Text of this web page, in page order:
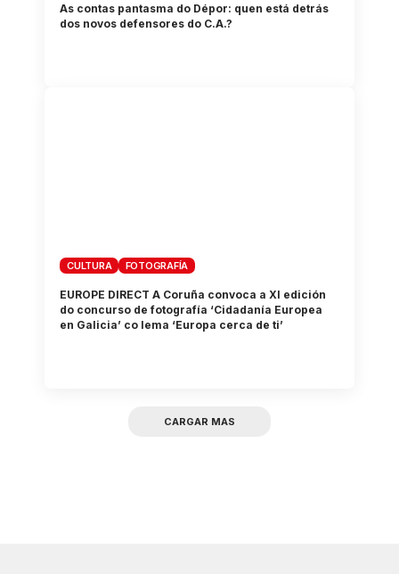
As contas pantasma do Dépor: quen está detrás
dos novos defensores do C.A.?
CULTURA FOTOGRAFÍA
EUROPE DIRECT A Coruña convoca a XI edición
do concurso de fotografía ‘Cidadanía Europea
en Galicia’ co lema ‘Europa cerca de ti’
CARGAR MAS